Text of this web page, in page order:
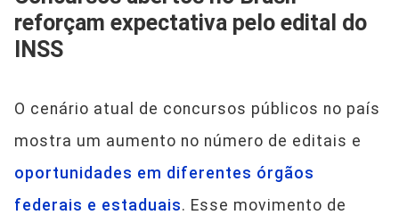
reforçam expectativa pelo edital do
INSS
O cenário atual de concursos públicos no país
mostra um aumento no número de editais e
oportunidades em diferentes órgãos
federais e estaduais. Esse movimento de